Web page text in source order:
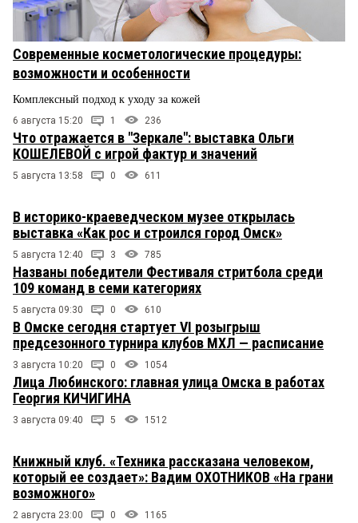
Современные косметологические процедуры:
возможности и особенности
Комплексный подход к уходу за кожей
6 августа 15:20 1 236
Что отражается в "Зеркале": выставка Ольги
КОШЕЛЕВОЙ с игрой фактур и значений
5 августа 13:58 0 611
В историко-краеведческом музее открылась
выставка «Как рос и строился город Омск»
5 августа 12:40 3 785
Названы победители Фестиваля стритбола среди
109 команд в семи категориях
5 августа 09:30 0 610
В Омске сегодня стартует VI розыгрыш
предсезонного турнира клубов МХЛ — расписание
3 августа 10:20 0 1054
Лица Любинского: главная улица Омска в работах
Георгия КИЧИГИНА
3 августа 09:40 5 1512
Книжный клуб. «Техника рассказана человеком,
который ее создает»: Вадим ОХОТНИКОВ «На грани
возможного»
2 августа 23:00 0 1165